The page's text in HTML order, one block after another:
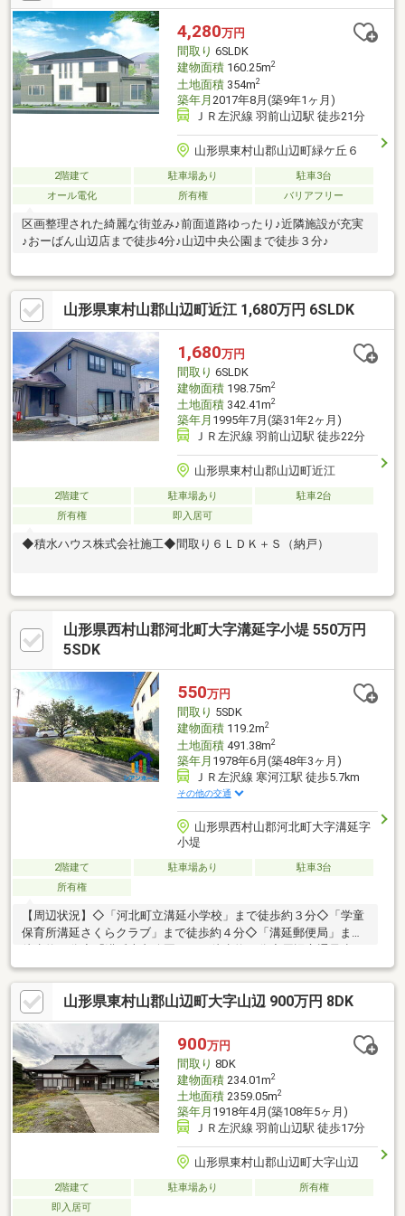
4,280万円
間取り 6SLDK
建物面積160.25m2
土地面積354m2
築年月 2017年8月(築9年1ヶ月)
ＪＲ左沢線 羽前山辺駅 徒歩21分
山形県東村山郡山辺町緑ケ丘６
2階建て 駐車場あり
駐車3台
オール電化
所有権 バリアフリー
区画整理された綺麗な街並み♪前面道路ゆったり♪近隣施設が充実
♪おーばん山辺店まで徒歩4分♪山辺中央公園まで徒歩３分♪
山形県東村山郡山辺町近江 1,680万円 6SLDK
1,680万円
間取り 6SLDK
建物面積198.75m2
土地面積342.41m2
築年月 1995年7月(築31年2ヶ月)
ＪＲ左沢線 羽前山辺駅 徒歩22分
山形県東村山郡山辺町近江
2階建て 駐車場あり
駐車2台
所有権
即入居可
◆積水ハウス株式会社施工◆間取り６ＬＤＫ＋Ｓ（納戸）
山形県西村山郡河北町大字溝延字小堤 550万円
5SDK
550万円
間取り 5SDK
建物面積119.2m2
土地面積491.38m2
築年月 1978年6月(築48年3ヶ月)
ＪＲ左沢線 寒河江駅 徒歩5.7km
その他の交通
山形県西村山郡河北町大字溝延字
小堤
2階建て 駐車場あり
駐車3台
所有権
【周辺状況】◇「河北町立溝延小学校」まで徒歩約３分◇「学童
保育所溝延さくらクラブ」まで徒歩約４分◇「溝延郵便局」まで
め【物件特徴】■敷地広々約１４８坪で家庭菜園◎■南西角地で陽
当り良好■駐車場３台以上駐車可■サービスルームは様々な用途に
使えます！■小学校徒歩３分の以内でラクラク通学
山形県東村山郡山辺町大字山辺 900万円 8DK
900万円
間取り 8DK
建物面積234.01m2
土地面積2359.05m2
築年月 1918年4月(築108年5ヶ月)
ＪＲ左沢線 羽前山辺駅 徒歩17分
山形県東村山郡山辺町大字山辺
2階建て 駐車場あり
所有権
即入居可